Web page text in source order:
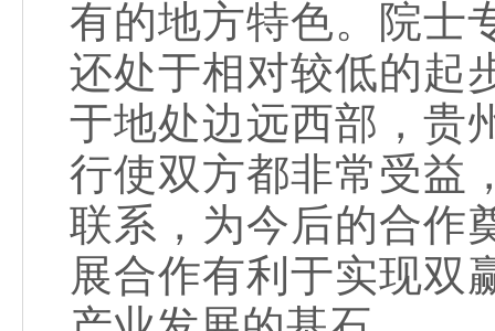
有的地方特色。院士
还处于相对较低的起
于地处边远西部，贵
行使双方都非常受益
联系，为今后的合作
展合作有利于实现双